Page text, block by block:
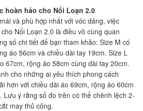
hoàn hảo cho Nổi Loạn 2.0
và phù hợp nhất với vóc dáng, việc
Nổi Loạn 2.0 là điều vô cùng quan
số chi tiết để bạn tham khảo: Size M có
áo 56cm và chiều dài tay 19cm. Size L
67cm, rộng áo 58cm cùng dài tay 20cm.
cho những ai yêu thích phong cách
hơn với chiều dài áo 69cm, rộng áo 60cm
Lưu ý rằng số đo trên có thể chênh lệch 2-
may thủ công.